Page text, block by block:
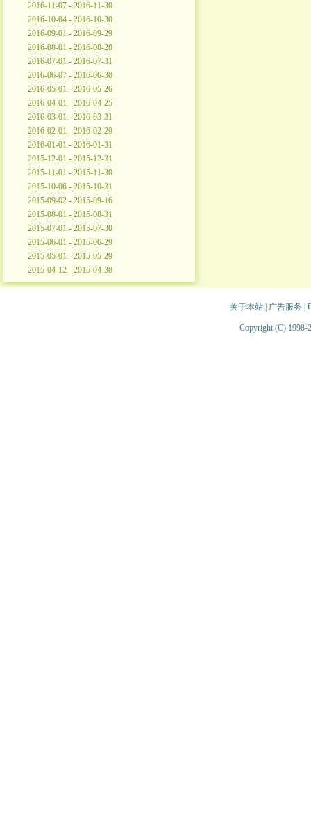
2016-11-07 - 2016-11-30
2016-10-04 - 2016-10-30
2016-09-01 - 2016-09-29
2016-08-01 - 2016-08-28
2016-07-01 - 2016-07-31
2016-06-07 - 2016-06-30
2016-05-01 - 2016-05-26
2016-04-01 - 2016-04-25
2016-03-01 - 2016-03-31
2016-02-01 - 2016-02-29
2016-01-01 - 2016-01-31
2015-12-01 - 2015-12-31
2015-11-01 - 2015-11-30
2015-10-06 - 2015-10-31
2015-09-02 - 2015-09-16
2015-08-01 - 2015-08-31
2015-07-01 - 2015-07-30
2015-06-01 - 2015-06-29
2015-05-01 - 2015-05-29
2015-04-12 - 2015-04-30
关于本站| 广告服务
Copyright (C) 1998-